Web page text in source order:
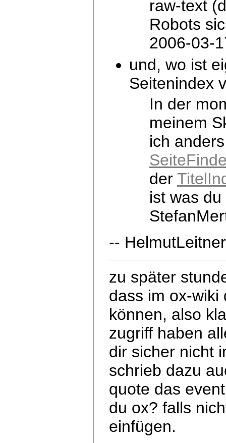
raw-text
Robots
2006-03-
und, wo ist
Seitenindex
In der
meinem
ich
der
ist was
--
zu später
dass im ox-wiki
können, also
zugriff haben
dir sicher nicht
schrieb dazu
quote das
du ox? falls
einfügen.